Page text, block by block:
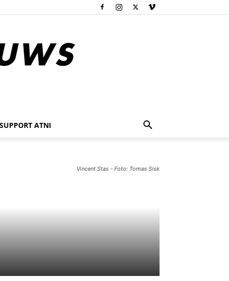
SUPPORT ATNI
Vincent Stas - Foto: Tomas Sisk